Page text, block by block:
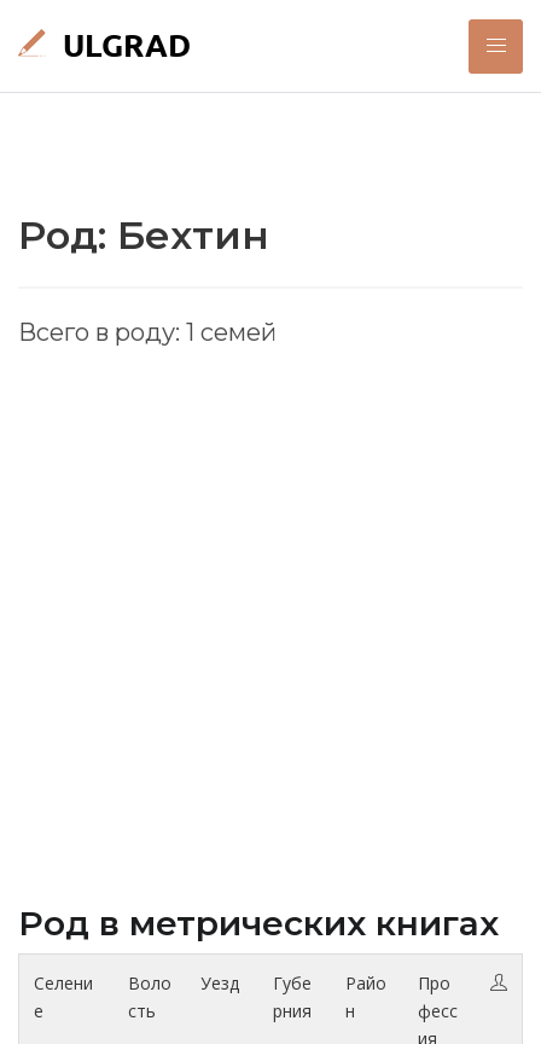
Род: Бехтин
Всего в роду: 1 семей
Род в метрических книгах
Селени
е
Воло
сть
Уезд
Губе
рния
Райо
н
Про
фесс
ия